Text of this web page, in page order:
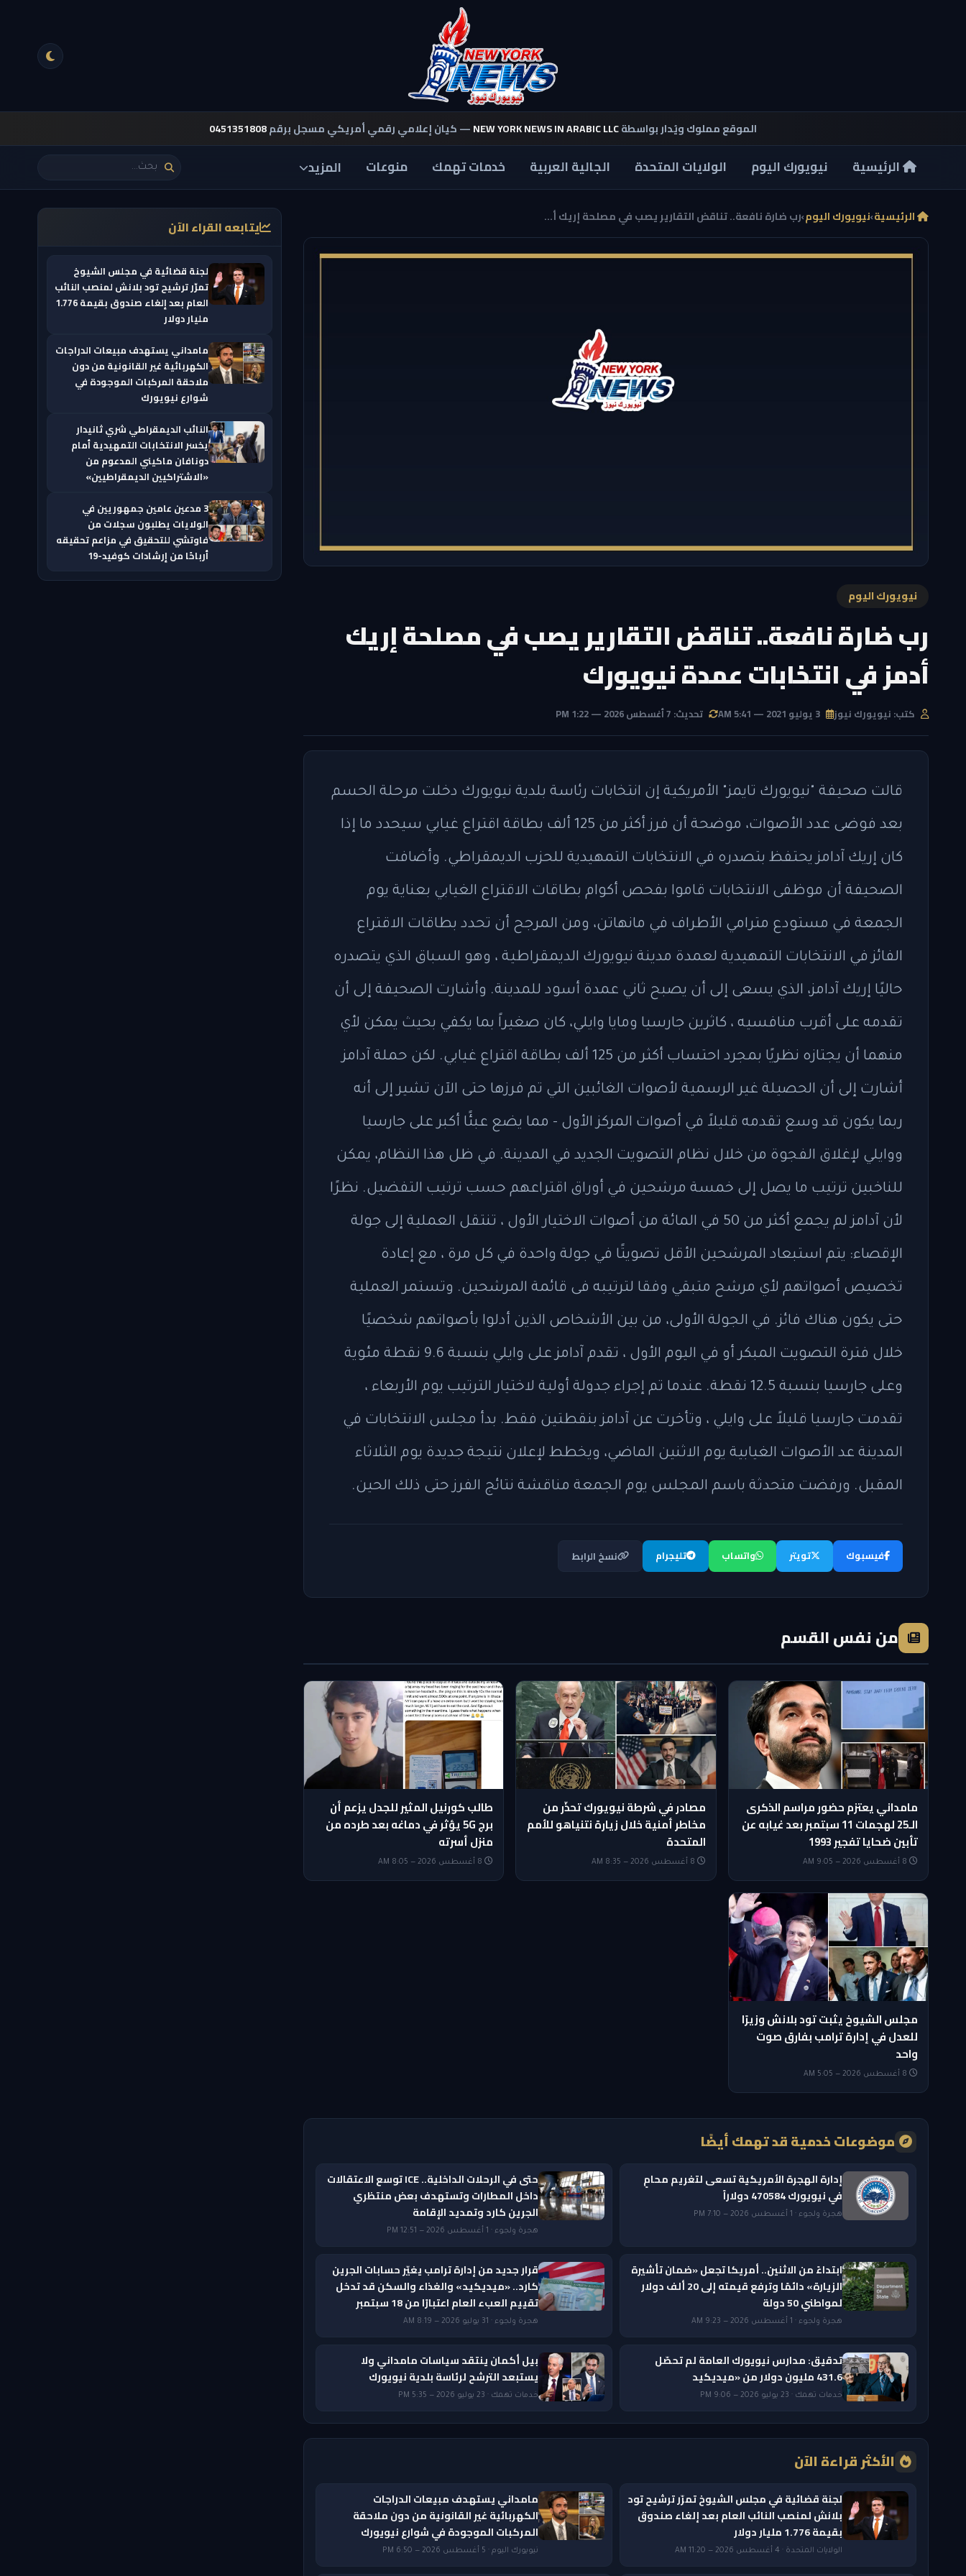
الموقع مملوك ويُدار بواسطةNEW YORK NEWS IN ARABIC LLC— كيان إعلامي رقمي أمريكي مسجل برقم0451351808
الرئيسية نيويورك اليوم الولايات المتحدة الجالية العربية خدمات تهمك منوعات المزيد
الرئيسية›نيويورك اليوم›رب ضارة نافعة.. تناقض التقارير يصب في مصلحة إريك أ...
نيويورك اليوم
رب ضارة نافعة.. تناقض التقارير يصب في مصلحة إريك
أدمز في انتخابات عمدة نيويورك
كتب: نيويورك نيوز تحديث: 7 أغسطس 2026 — 1:22 PM
قالت صحيفة "نيويورك تايمز" الأمريكية إن انتخابات رئاسة بلدية نيويورك دخلت مرحلة الحسم
بعد فوضى عدد الأصوات، موضحة أن فرز أكثر من 125 ألف بطاقة اقتراع غيابي سيحدد ما إذا
كان إريك آدامز يحتفظ بتصدره في الانتخابات التمهيدية للحزب الديمقراطي. وأضافت
الصحيفة أن موظفى الانتخابات قاموا بفحص أكوام بطاقات الاقتراع الغيابي بعناية يوم
الجمعة في مستودع مترامي الأطراف في مانهاتن، ومن المرجح أن تحدد بطاقات الاقتراع
الفائز في الانتخابات التمهيدية لعمدة مدينة نيويورك الديمقراطية ، وهو السباق الذي يتصدره
حاليًا إريك آدامز، الذي يسعى إلى أن يصبح ثاني عمدة أسود للمدينة. وأشارت الصحيفة إلى أن
تقدمه على أقرب منافسيه ، كاثرين جارسيا ومايا وايلي، كان صغيراً بما يكفي بحيث يمكن لأي
منهما أن يجتازه نظريًا بمجرد احتساب أكثر من 125 ألف بطاقة اقتراع غيابي. لكن حملة آدامز
أشارت إلى أن الحصيلة غير الرسمية لأصوات الغائبين التي تم فرزها حتى الآن تشير إلى أنه
ربما يكون قد وسع تقدمه قليلاً في أصوات المركز الأول - مما يضع عبئًا أكبر على جارسيا
ووايلي لإغلاق الفجوة من خلال نظام التصويت الجديد في المدينة. في ظل هذا النظام، يمكن
للناخبين ترتيب ما يصل إلى خمسة مرشحين في أوراق اقتراعهم حسب ترتيب التفضيل. نظرًا
لأن آدامز لم يجمع أكثر من 50 في المائة من أصوات الاختيار الأول ، تنتقل العملية إلى جولة
الإقصاء: يتم استبعاد المرشحين الأقل تصويتًا في جولة واحدة في كل مرة ، مع إعادة
تخصيص أصواتهم لأي مرشح متبقي وفقا لترتيبه فى قائمة المرشحين. وتستمر العملية
حتى يكون هناك فائز. في الجولة الأولى، من بين الأشخاص الذين أدلوا بأصواتهم شخصيًا
خلال فترة التصويت المبكر أو في اليوم الأول ، تقدم آدامز على وايلي بنسبة 9.6 نقطة مئوية
وعلى جارسيا بنسبة 12.5 نقطة. عندما تم إجراء جدولة أولية لاختيار الترتيب يوم الأربعاء ،
تقدمت جارسيا قليلاً على وايلي ، وتأخرت عن آدامز بنقطتين فقط. بدأ مجلس الانتخابات في
المدينة عد الأصوات الغيابية يوم الاثنين الماضي، ويخطط لإعلان نتيجة جديدة يوم الثلاثاء
المقبل. ورفضت متحدثة باسم المجلس يوم الجمعة مناقشة نتائج الفرز حتى ذلك الحين.
فيسبوك تويتر واتساب تليجرام نسخ الرابط
من نفس القسم
مامداني يعتزم حضور مراسم الذكرى
الـ25 لهجمات 11 سبتمبر بعد غيابه عن
تأبين ضحايا تفجير 1993
مصادر في شرطة نيويورك تحذّر من
مخاطر أمنية خلال زيارة نتنياهو للأمم
المتحدة
طالب كورنيل المثير للجدل يزعم أن
برج 5G يؤثر في دماغه بعد طرده من
منزل أسرته
8 أغسطس 2026 — 8:05 AM
مجلس الشيوخ يثبت تود بلانش وزيرًا
للعدل في إدارة ترامب بفارق صوت
واحد
موضوعات خدمية قد تهمك أيضًا
إدارة الهجرة الأمريكية تسعى لتغريم محامٍ
في نيويورك 470584 دولاراً
هجرة ولجوء · 1 أغسطس 2026 — 7:10 PM
حتى في الرحلات الداخلية.. ICE توسع الاعتقالات
داخل المطارات وتستهدف بعض منتظري
الجرين كارد وتمديد الإقامة
هجرة ولجوء · 1 أغسطس 2026 — 12:51 PM
ابتداءً من الاثنين.. أمريكا تجعل «ضمان تأشيرة
الزيارة» دائمًا وترفع قيمته إلى 20 ألف دولار
لمواطني 50 دولة
هجرة ولجوء · 1 أغسطس 2026 — 9:23 AM
قرار جديد من إدارة ترامب يغيّر حسابات الجرين
كارد.. «ميديكيد» والغذاء والسكن قد تدخل
تقييم العبء العام اعتبارًا من 18 سبتمبر
هجرة ولجوء · 31 يوليو 2026 — 8:19 AM
تدقيق: مدارس نيويورك العامة لم تحصّل
431.6 مليون دولار من «ميديكيد
خدمات تهمك · 23 يوليو 2026 — 9:06 PM
بيل أكمان ينتقد سياسات مامداني ولا
يستبعد الترشح لرئاسة بلدية نيويورك
خدمات تهمك · 23 يوليو 2026 — 5:35 PM
الأكثر قراءة الآن
لجنة قضائية في مجلس الشيوخ تمرّر ترشيح تود
بلانش لمنصب النائب العام بعد إلغاء صندوق
بقيمة 1.776 مليار دولار
الولايات المتحدة · 4 أغسطس 2026 — 11:20 AM
مامداني يستهدف مبيعات الدراجات
الكهربائية غير القانونية من دون ملاحقة
المركبات الموجودة في شوارع نيويورك
نيويورك اليوم · 5 أغسطس 2026 — 6:50 PM
يتابعه القراء الآن
لجنة قضائية في مجلس الشيوخ
تمرّر ترشيح تود بلانش لمنصب النائب
العام بعد إلغاء صندوق بقيمة 1.776
مليار دولار
مامداني يستهدف مبيعات الدراجات
الكهربائية غير القانونية من دون
ملاحقة المركبات الموجودة في
شوارع نيويورك
النائب الديمقراطي شري ثانيدار
يخسر الانتخابات التمهيدية أمام
دونافان ماكيني المدعوم من
«الاشتراكيين الديمقراطيين»
3 مدعين عامين جمهوريين في
الولايات يطلبون سجلات من
فاوتشي للتحقيق في مزاعم تحقيقه
أرباحًا من إرشادات كوفيد-19